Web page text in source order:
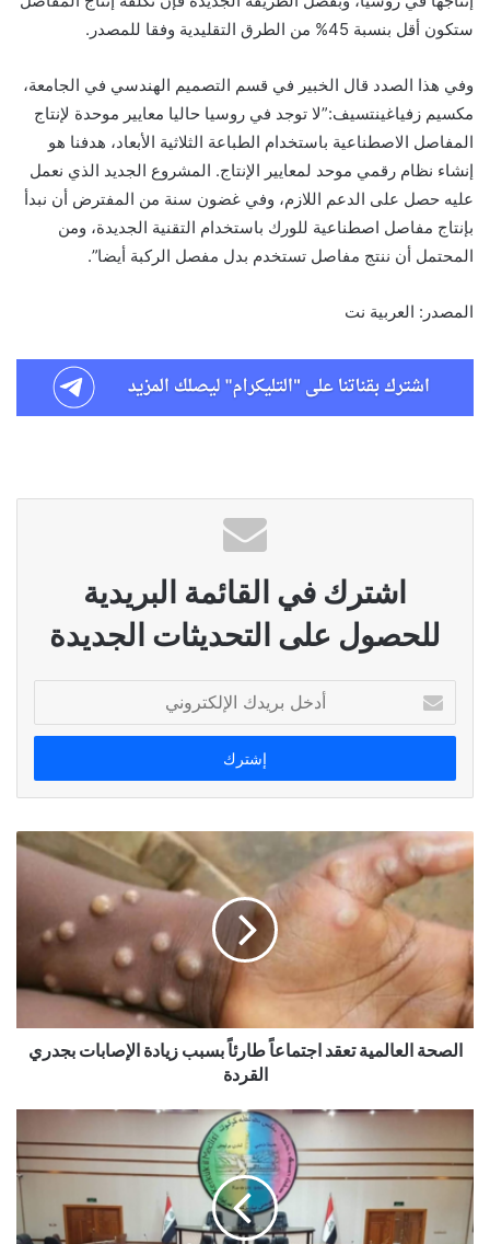
ستكون أقل بنسبة 45% من الطرق التقليدية وفقا للمصدر.
وفي هذا الصدد قال الخبير في قسم التصميم الهندسي في الجامعة،
مكسيم زفياغينتسيف:”لا توجد في روسيا حاليا معايير موحدة لإنتاج
المفاصل الاصطناعية باستخدام الطباعة الثلاثية الأبعاد، هدفنا هو
إنشاء نظام رقمي موحد لمعايير الإنتاج. المشروع الجديد الذي نعمل
عليه حصل على الدعم اللازم، وفي غضون سنة من المفترض أن نبدأ
بإنتاج مفاصل اصطناعية للورك باستخدام التقنية الجديدة، ومن
المحتمل أن ننتج مفاصل تستخدم بدل مفصل الركبة أيضا”.
المصدر: العربية نت
اشترك في القائمة البريدية
للحصول على التحديثات الجديدة
بريدك
الإلكتروني
الصحة العالمية تعقد اجتماعاً طارئاً بسبب زيادة الإصابات بجدري
القردة